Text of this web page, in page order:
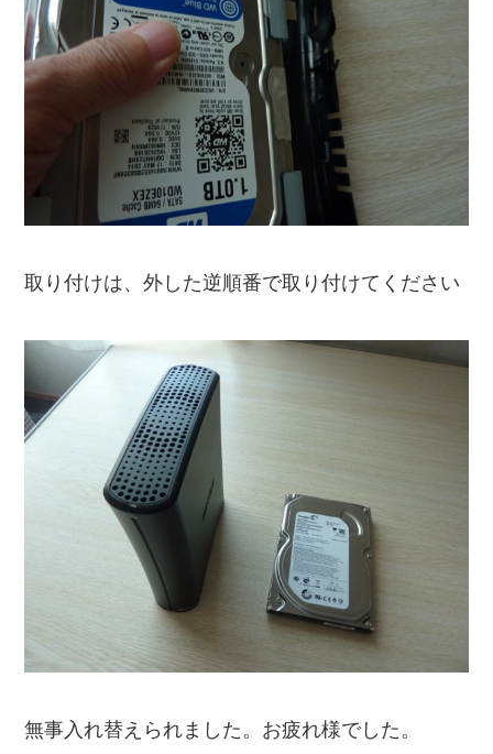
取り付けは、外した逆順番で取り付けてください
無事入れ替えられました。お疲れ様でした。